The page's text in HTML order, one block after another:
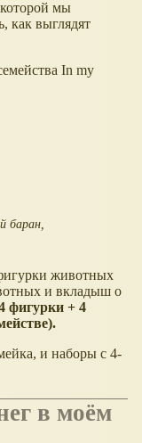
мы
как выглядят
In my
баран,
животных
и вкладыш о
фигурки + 4
и наборы с 4-